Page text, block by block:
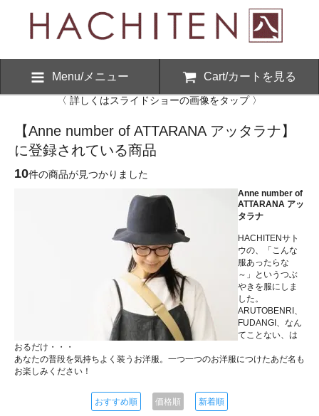
Menu/メニュー Cart/カートを見る
〈 詳しくはスライドショーの画像をタップ 〉
【Anne number of ATTARANA アッタラナ】
に登録されている商品
10件の商品が見つかりました
Anne number of
ATTARANA アッ
タラナ
HACHITENサト
ウの、「こんな
服あったらな
～」というつぶ
やきを服にしま
した。
ARUTOBENRI、
FUDANGI、なん
てことない、は
おるだけ・・・
あなたの普段を気持ちよく装うお洋服。一つ一つのお洋服につけたあだ名も
お楽しみください！
おすすめ順 価格順 新着順